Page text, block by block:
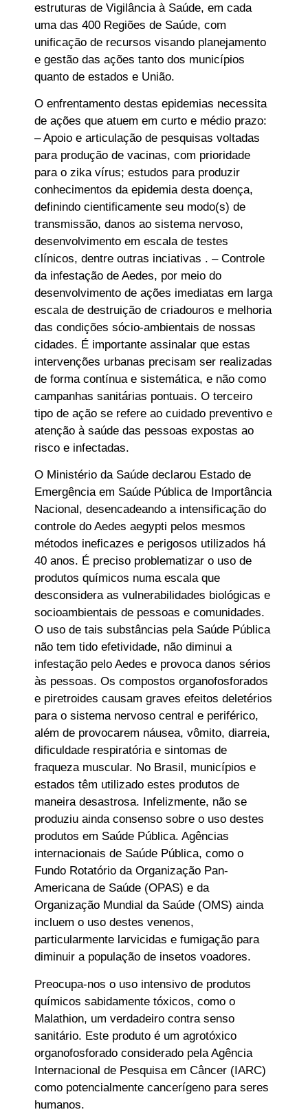
estruturas de Vigilância à Saúde, em cada
uma das 400 Regiões de Saúde, com
unificação de recursos visando planejamento
e gestão das ações tanto dos municípios
quanto de estados e União.
O enfrentamento destas epidemias necessita
de ações que atuem em curto e médio prazo:
– Apoio e articulação de pesquisas voltadas
para produção de vacinas, com prioridade
para o zika vírus; estudos para produzir
conhecimentos da epidemia desta doença,
definindo cientificamente seu modo(s) de
transmissão, danos ao sistema nervoso,
desenvolvimento em escala de testes
clínicos, dentre outras inciativas . – Controle
da infestação de Aedes, por meio do
desenvolvimento de ações imediatas em larga
escala de destruição de criadouros e melhoria
das condições sócio-ambientais de nossas
cidades. É importante assinalar que estas
intervenções urbanas precisam ser realizadas
de forma contínua e sistemática, e não como
campanhas sanitárias pontuais. O terceiro
tipo de ação se refere ao cuidado preventivo e
atenção à saúde das pessoas expostas ao
risco e infectadas.
O Ministério da Saúde declarou Estado de
Emergência em Saúde Pública de Importância
Nacional, desencadeando a intensificação do
controle do Aedes aegypti pelos mesmos
métodos ineficazes e perigosos utilizados há
40 anos. É preciso problematizar o uso de
produtos químicos numa escala que
desconsidera as vulnerabilidades biológicas e
socioambientais de pessoas e comunidades.
O uso de tais substâncias pela Saúde Pública
não tem tido efetividade, não diminui a
infestação pelo Aedes e provoca danos sérios
às pessoas. Os compostos organofosforados
e piretroides causam graves efeitos deletérios
para o sistema nervoso central e periférico,
além de provocarem náusea, vômito, diarreia,
dificuldade respiratória e sintomas de
fraqueza muscular. No Brasil, municípios e
estados têm utilizado estes produtos de
maneira desastrosa. Infelizmente, não se
produziu ainda consenso sobre o uso destes
produtos em Saúde Pública. Agências
internacionais de Saúde Pública, como o
Fundo Rotatório da Organização Pan-
Americana de Saúde (OPAS) e da
Organização Mundial da Saúde (OMS) ainda
incluem o uso destes venenos,
particularmente larvicidas e fumigação para
diminuir a população de insetos voadores.
Preocupa-nos o uso intensivo de produtos
químicos sabidamente tóxicos, como o
Malathion, um verdadeiro contra senso
sanitário. Este produto é um agrotóxico
organofosforado considerado pela Agência
Internacional de Pesquisa em Câncer (IARC)
como potencialmente cancerígeno para seres
humanos.